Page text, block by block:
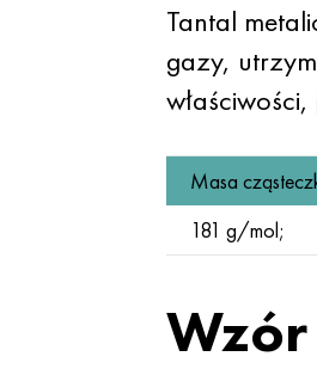
Tantal
gazy,
Masa
181 g/mol;